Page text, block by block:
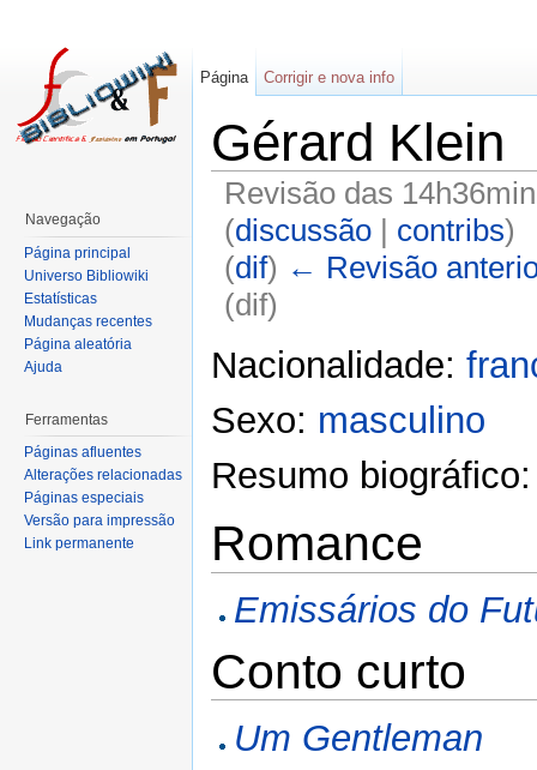
Gérard Klein
Revisão das
(discussão| contribs)
(dif) ← Revisão
(dif)
Nacionalidade:
Sexo: masculino
Resumo
Romance
Emissários do
Conto curto
Um Gentleman
Página Corrigir e nova info
Navegação
Página principal
Universo Bibliowiki
Estatísticas
Mudanças recentes
Página aleatória
Ajuda
Ferramentas
Páginas afluentes
Alterações relacionadas
Páginas especiais
Versão para impressão
Link permanente